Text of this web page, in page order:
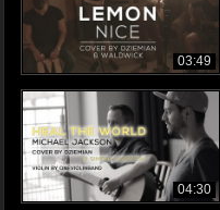
03:49
04:30